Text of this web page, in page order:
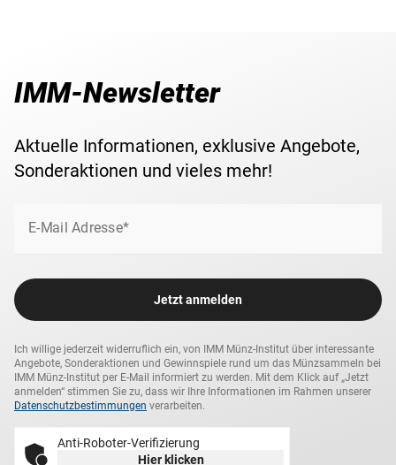
IMM-Newsletter
Aktuelle Informationen, exklusive Angebote,
Sonderaktionen und vieles mehr!
E-Mail Adresse*
Jetzt anmelden
Ich willige jederzeit widerruflich ein, von IMM Münz-Institut über interessante
Angebote, Sonderaktionen und Gewinnspiele rund um das Münzsammeln bei
IMM Münz-Institut per E-Mail informiert zu werden. Mit dem Klick auf „Jetzt
anmelden“ stimmen Sie zu, dass wir Ihre Informationen im Rahmen unserer
Datenschutzbestimmungen verarbeiten.
Anti-Roboter-Verifizierung
Hier klicken